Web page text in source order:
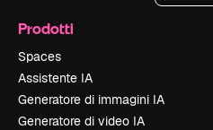
Prodotti
Spaces
Assistente IA
Generatore di immagini IA
Generatore di video IA